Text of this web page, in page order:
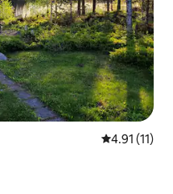
從 11 則評價
4.91 (11)